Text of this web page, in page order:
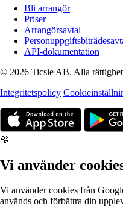
Bli arrangör
Priser
Arrangörsavtal
API-dokumentation
© 2026 Ticsie AB. Alla
Integritetspolicy
🍪
Vi använder
Vi använder cookies från
används och förbättra din